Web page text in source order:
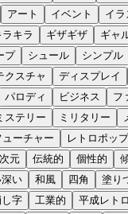
アート イベント イラ
ラキラ ギザギザ ギャ
プ シュール シンプル
クスチャ ディスプレイ
パロディ ビジネス フ
ステリー ミリタリー
ューチャー レトロポップ
元 伝統的 個性的
い 和風 四角 塗り
し字 工業的 平成レトロ